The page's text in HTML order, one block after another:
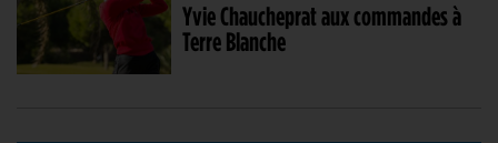
Yvie Chaucheprat aux commandes à
Terre Blanche